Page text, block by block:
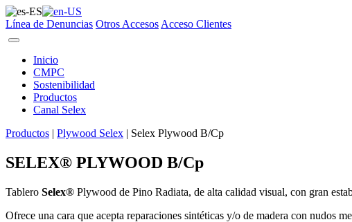
Línea de Denuncias Otros Accesos Acceso Clientes
Inicio
CMPC
Sostenibilidad
Productos
Canal Selex
Productos | Plywood Selex | Selex Plywood B/Cp
SELEX® PLYWOOD B/Cp
Tablero Selex® Plywood de Pino Radiata, de alta calidad visual, con gran
Ofrece una cara que acepta reparaciones sintéticas y/o de madera con nudos